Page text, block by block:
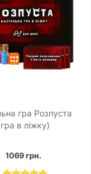
гра Розпуста
в ліжку)
1069 грн.